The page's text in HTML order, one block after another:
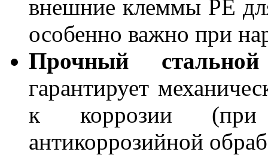
внешние клеммы РЕ
особенно важно при
Прочный
гарантирует
к коррозии (при
антикоррозийной